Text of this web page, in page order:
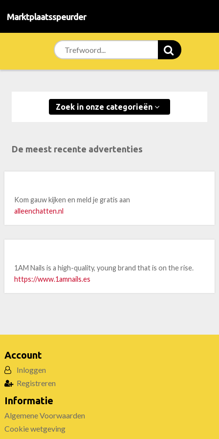
Marktplaatsspeurder
Zoek in onze categorieën
De meest recente advertenties
Kom gauw kijken en meld je gratis aan
alleenchatten.nl
1AM Nails is a high-quality, young brand that is on the rise.
https://www.1amnails.es
Account
Inloggen
Registreren
Informatie
Algemene Voorwaarden
Cookie wetgeving